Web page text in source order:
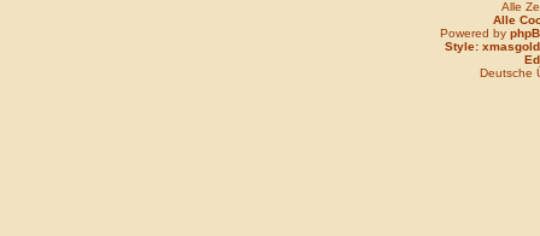
Alle
Alle
Powered by
Style: xmasgold
Deutsche